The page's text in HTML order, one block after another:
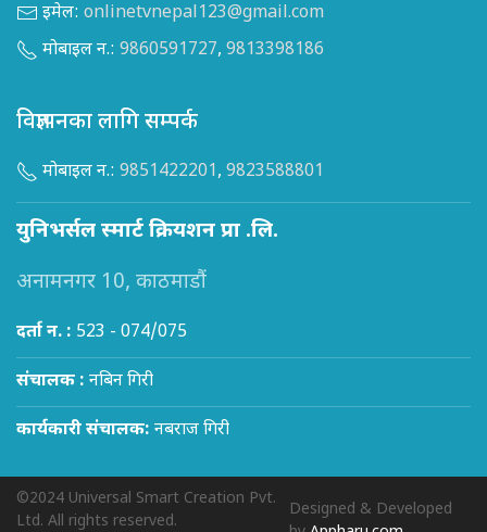
इमेल: onlinetvnepal123@gmail.com
मोबाइल न.: 9860591727, 9813398186
विज्ञापनका लागि सम्पर्क
मोबाइल न.: 9851422201, 9823588801
युनिभर्सल स्मार्ट क्रियशन प्रा .लि.
अनामनगर 10, काठमाडौं
दर्ता न. : 523 - 074/075
संचालक : नबिन गिरी
कार्यकारी संचालक: नबराज गिरी
©2024 Universal Smart Creation Pvt.
Ltd. All rights reserved.
Designed & Developed